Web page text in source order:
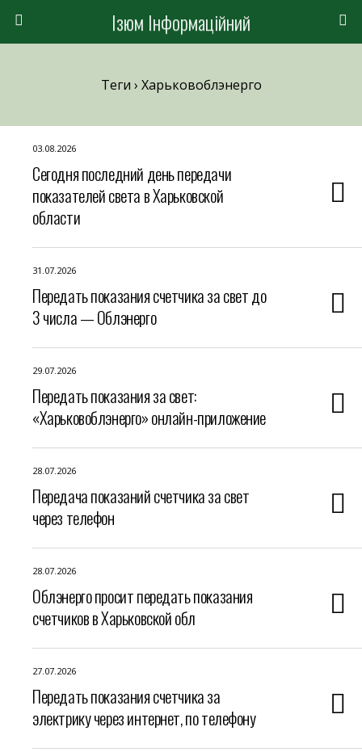
Ізюм Інформаційний
Теги › Харьковоблэнерго
03.08.2026
Сегодня последний день передачи
показателей света в Харьковской
области
31.07.2026
Передать показания счетчика за свет до
3 числа — Облэнерго
29.07.2026
Передать показания за свет:
«Харьковоблэнерго» онлайн-приложение
28.07.2026
Передача показаний счетчика за свет
через телефон
28.07.2026
Облэнерго просит передать показания
счетчиков в Харьковской обл
27.07.2026
Передать показания счетчика за
электрику через интернет, по телефону